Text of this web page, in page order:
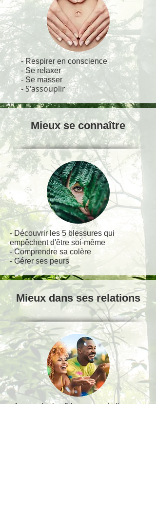
- Respirer en conscience
- Se relaxer
- Se masser
- S'assouplir
Mieux se connaître
- Découvrir les 5 blessures qui
empêchent d'être soi-même
- Comprendre sa colère
- Gérer ses peurs
Mieux dans ses relations
- Apprendre les 5 langages de l'amour